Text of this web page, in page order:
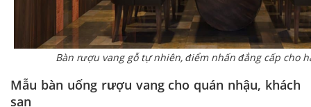
Bàn rượu vang gỗ tự nhiên, điểm nhấn đẳng cấp cho
Mẫu bàn uống rượu vang cho quán nhậu, khách
sạn